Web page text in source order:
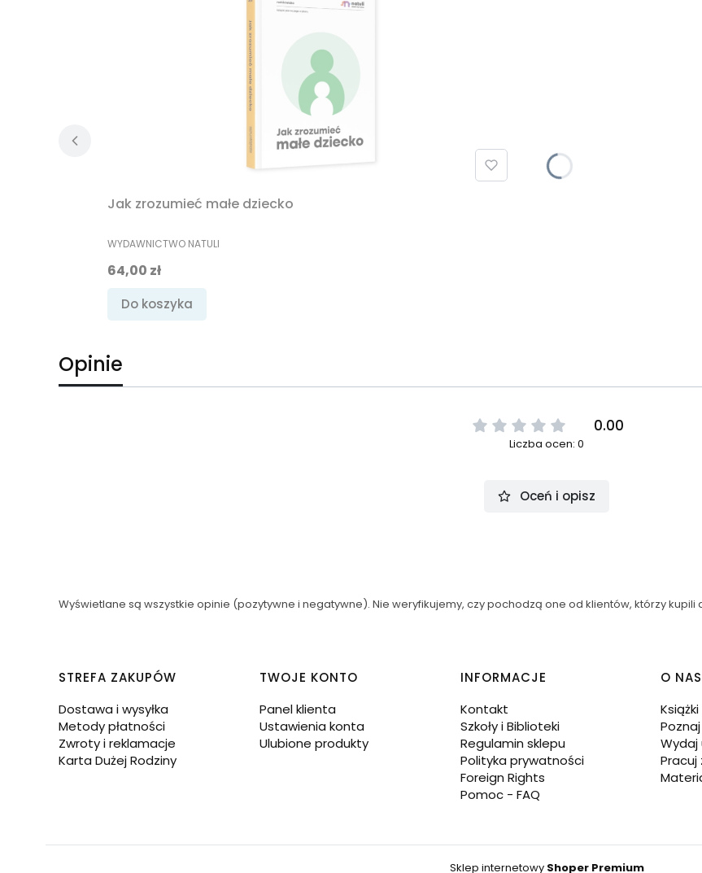
Jak zrozumieć małe dziecko
PRODUCENT
WYDAWNICTWO NATULI
Cena
64,00 zł
Do koszyka
Opinie
0.00
Liczba ocen: 0
Oceń i opisz
Wyświetlane są wszystkie opinie (pozytywne i negatywne). Nie weryfikujemy, czy pochodzą one od klientów, którzy kupili
Linki w stopce
STREFA ZAKUPÓW
Dostawa i wysyłka
Metody płatności
Zwroty i reklamacje
Karta Dużej Rodziny
TWOJE KONTO
Panel klienta
Ustawienia konta
Ulubione produkty
INFORMACJE
Kontakt
Szkoły i Biblioteki
Regulamin sklepu
Polityka prywatności
Foreign Rights
Pomoc - FAQ
O NAS
Wydaj
Pracuj
Sklep internetowy Shoper Premium